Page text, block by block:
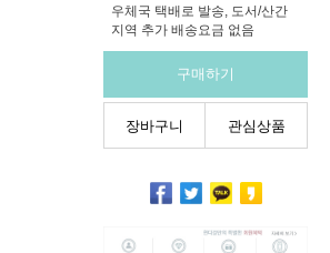
우체국 택배로 발송, 도서/산간
지역 추가 배송요금 없음
구매하기
장바구니 관심상품